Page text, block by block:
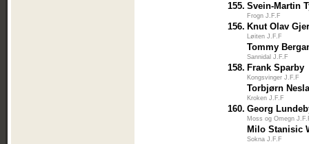
155. Svein-Martin
Frogn J.F.F
156. Knut Olav
Løiten J.F.F
Tommy
Sannidal J.F.F
158. Frank Sparby
Kongsvinger J.F.F
Torbjørn
Kroken J.F.F
160. Georg
Moss og Omegn
Milo Stanisic
Sokna J.F.F